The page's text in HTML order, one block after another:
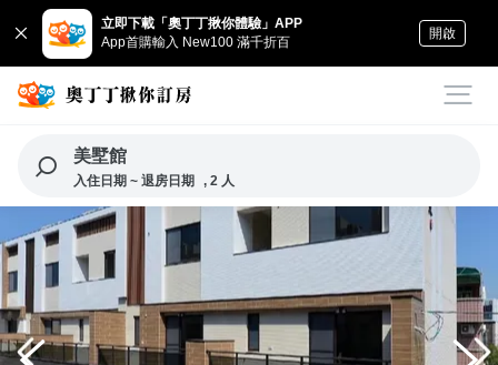
立即下載「奧丁丁揪你體驗」APP
App首購輸入 New100 滿千折百
開啟
美墅館
入住日期 ~ 退房日期 , 2 人